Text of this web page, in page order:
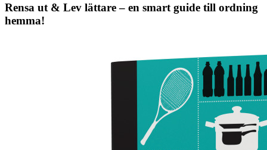
Rensa ut & Lev lättare – en smart guide till ordning
hemma!